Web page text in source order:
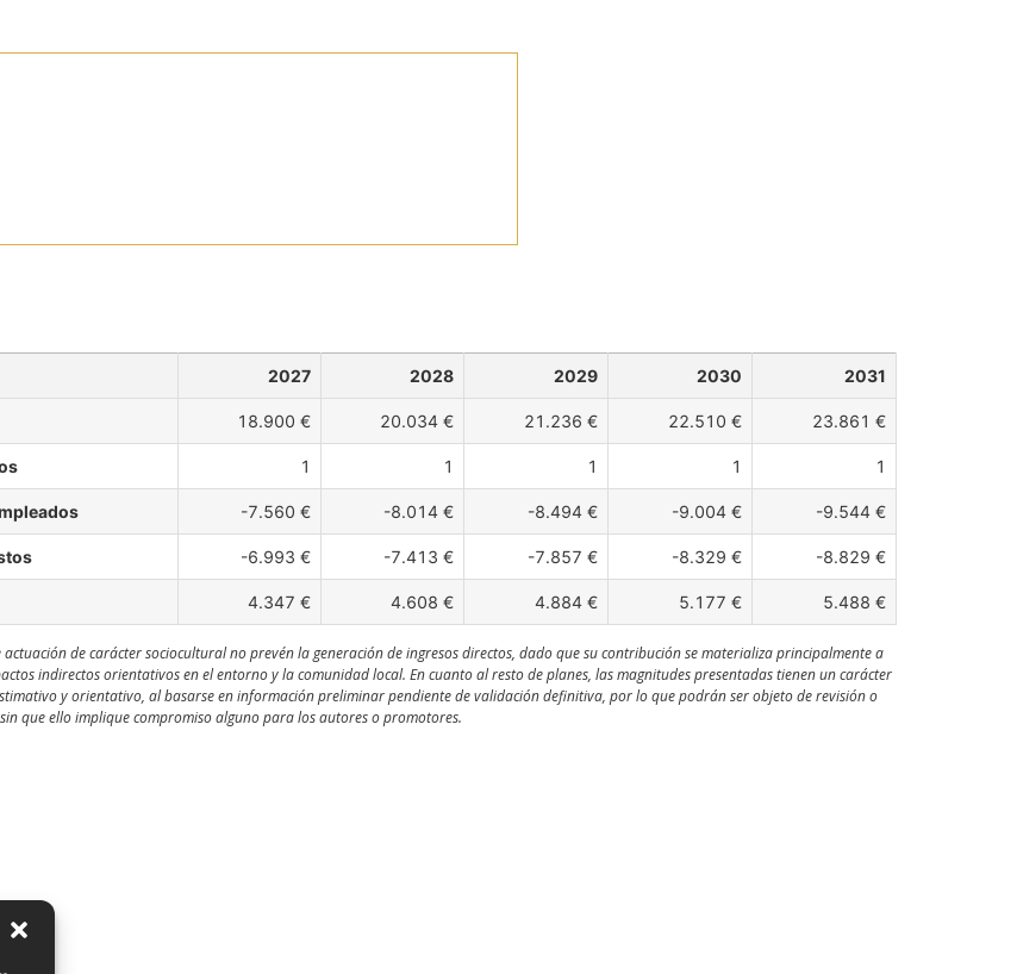
2027 2028 2029 2030 2031
18.900 € 20.034 € 21.236 € 22.510 € 23.861 €
1 1 1 1 1
-7.560 € -8.014 € -8.494 € -9.004 € -9.544 €
-6.993 € -7.413 € -7.857 € -8.329 € -8.829 €
4.347 € 4.608 € 4.884 € 5.177 € 5.488 €
actuación de carácter sociocultural no prevén la generación de ingresos directos, dado que su contribución se materializa principalmente a
indirectos orientativos en el entorno y la comunidad local. En cuanto al resto de planes, las magnitudes presentadas tienen un carácter
y orientativo, al basarse en información preliminar pendiente de validación definitiva, por lo que podrán ser objeto de revisión o
que ello implique compromiso alguno para los autores o promotores.